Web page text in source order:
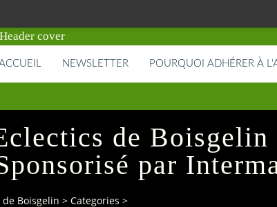
NEWSLETTER POURQUOI ADHÉRER À
de Boisgelin
par
de Boisgelin > Categories >